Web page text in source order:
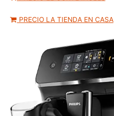
PRECIO LA TIENDA EN CASA